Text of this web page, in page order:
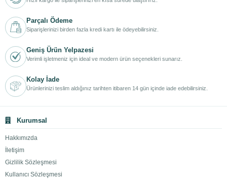
Parçalı Ödeme
Siparişlerinizi birden fazla kredi kartı ile ödeyebilirsiniz.
Geniş Ürün Yelpazesi
Verimli işletmeniz için ideal ve modern ürün seçenekleri sunarız.
Kolay İade
Ürünlerinizi teslim aldığınız tarihten itibaren 14 gün içinde iade edebilirsiniz.
Kurumsal
Hakkımızda
İletişim
Gizlilik Sözleşmesi
Kullanıcı Sözleşmesi